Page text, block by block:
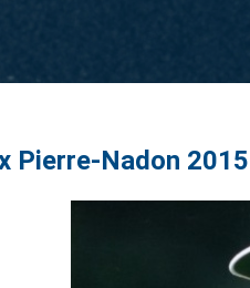
Pierre-Nadon 2015